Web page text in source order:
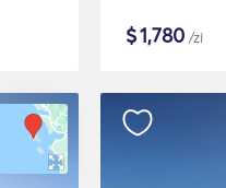
$1,780 /zi